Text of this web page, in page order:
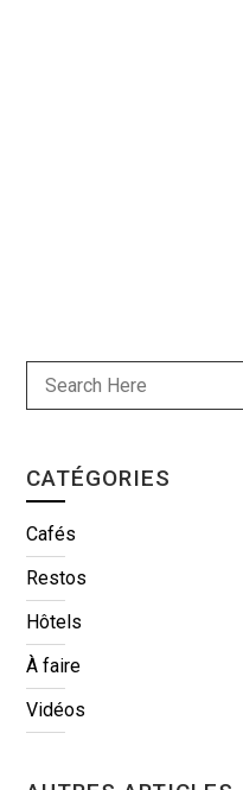
CATÉGORIES
Cafés
Restos
Hôtels
À faire
Vidéos